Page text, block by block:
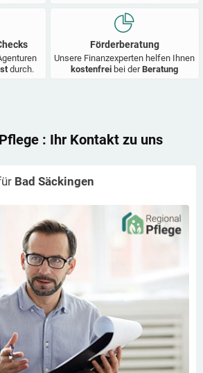
durch.
Förderberatung
Unsere Finanzexperten helfen Ihnen
kostenfrei bei derBeratung
: Ihr Kontakt zu uns
Bad Säckingen